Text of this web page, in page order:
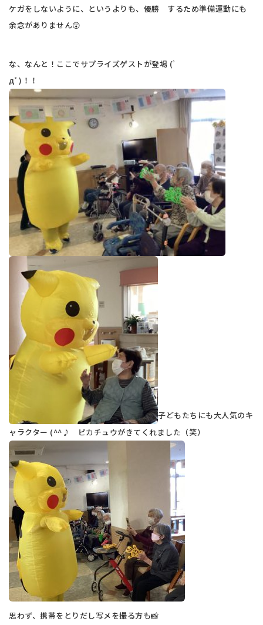
ケガをしないように、というよりも、優勝 するため準備運動にも
余念がありません😲
な、なんと！ここでサプライズゲストが登場 (ﾟ
дﾟ)！！
子どもたちにも大人気のキ
ャラクター (^^♪ ピカチュウがきてくれました（笑）
思わず、携帯をとりだし写メを撮る方も📸